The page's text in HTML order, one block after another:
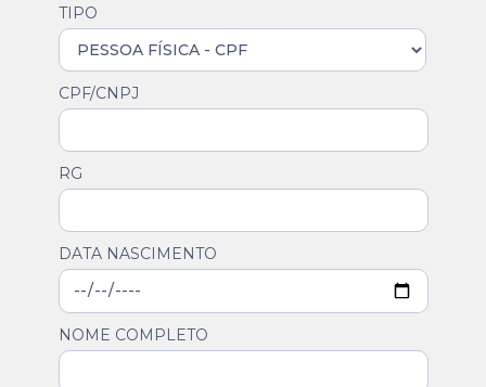
TIPO
CPF/CNPJ
RG
DATA NASCIMENTO
NOME COMPLETO